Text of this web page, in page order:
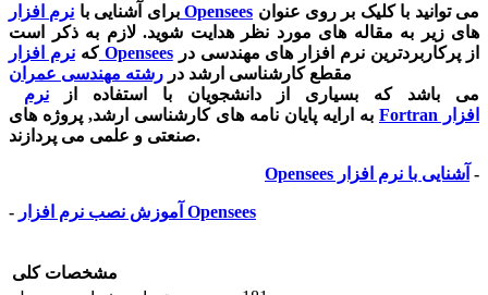
برای آشنایی بانرم افزار Opensees
های زیر به مقاله های مورد نظر هدایت شوید. لازم به ذکر است
کهنرم افزار Openseesاز پرکاربردترین نرم افزار های مهندسی در
مقطع کارشناسی ارشد در رشته مهندسی عمران
می باشد که بسیاری از دانشجویان با استفاده از نرم
افزار Fortran به ارایه پایان نامه های کارشناسی ارشد, پروژه های
صنعتی و علمی می پردازند.
- آشنایی با نرم افزار Opensees
- آموزش نصب نرم افزار Opensees
مشخصات کلی